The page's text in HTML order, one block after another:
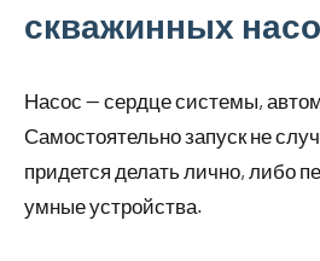
скважинных
Насос — сердце системы,
Самостоятельно запуск не
придется делать лично, либо
умные устройства.